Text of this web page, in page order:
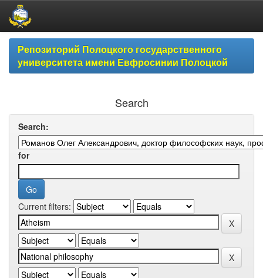
Skip
navigationРепозиторий Полоцкого государственного
университета имени Евфросинии Полоцкой
Search
Search:
for
Current filters: